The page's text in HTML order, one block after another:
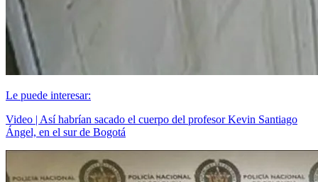
Le puede interesar:
Video | Así habrían sacado el cuerpo del profesor Kevin Santiago
Ángel, en el sur de Bogotá